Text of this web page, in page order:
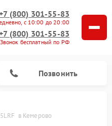
(800) 301-55-83
с 10:00 до 20:00
(800) 301-55-83
Звонок бесплатный по РФ
Позвонить
в Кемерово